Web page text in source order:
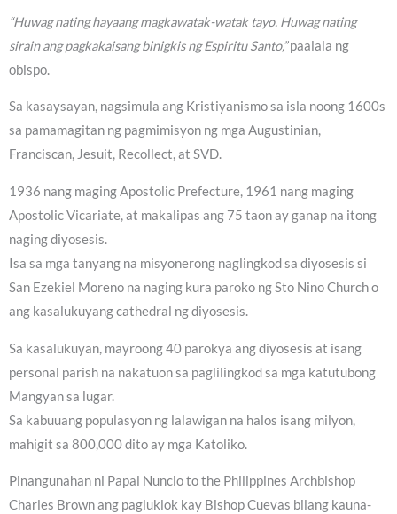
“Huwag nating hayaang magkawatak-watak tayo. Huwag nating
sirain ang pagkakaisang binigkis ng Espiritu Santo,”paalala ng
obispo.
Sa kasaysayan, nagsimula ang Kristiyanismo sa isla noong 1600s
sa pamamagitan ng pagmimisyon ng mga Augustinian,
Franciscan, Jesuit, Recollect, at SVD.
1936 nang maging Apostolic Prefecture, 1961 nang maging
Apostolic Vicariate, at makalipas ang 75 taon ay ganap na itong
naging diyosesis.
Isa sa mga tanyang na misyonerong naglingkod sa diyosesis si
San Ezekiel Moreno na naging kura paroko ng Sto Nino Church o
ang kasalukuyang cathedral ng diyosesis.
Sa kasalukuyan, mayroong 40 parokya ang diyosesis at isang
personal parish na nakatuon sa paglilingkod sa mga katutubong
Mangyan sa lugar.
Sa kabuuang populasyon ng lalawigan na halos isang milyon,
mahigit sa 800,000 dito ay mga Katoliko.
Pinangunahan ni Papal Nuncio to the Philippines Archbishop
Charles Brown ang pagluklok kay Bishop Cuevas bilang kauna-